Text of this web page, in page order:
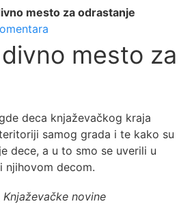
mesto za odrastanje
mesto za
deca knjaževačkog kraja
samog grada i te kako su
dece, a u to smo se uverili u
njihovom decom.
novine